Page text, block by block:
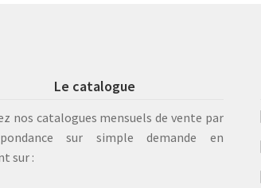
Le catalogue
nos catalogues mensuels de vente par
sur simple demande en
sur :